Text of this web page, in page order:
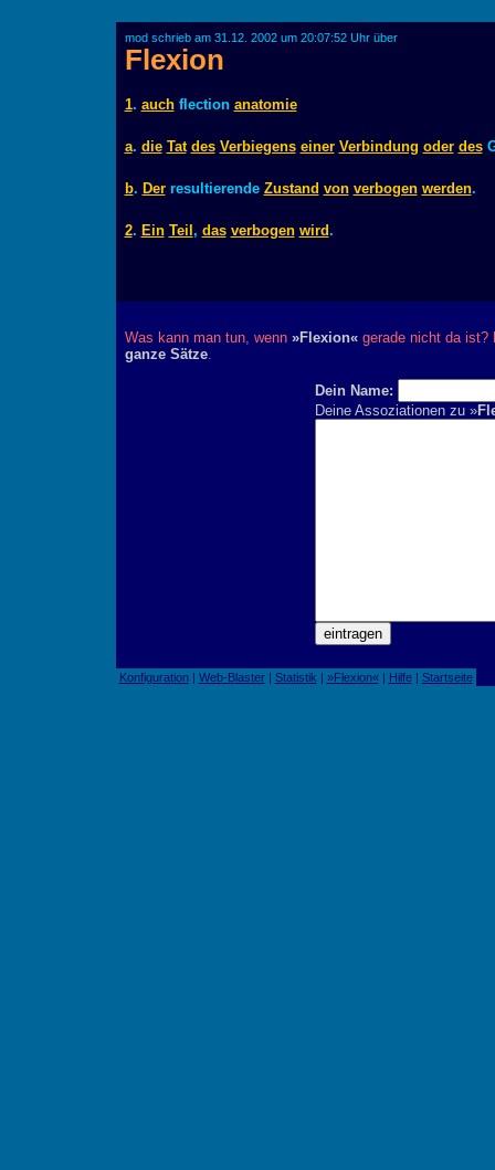
mod schrieb am 31.12. 2002 um 20:07:52 Uhr über
Flexion
1. auchflection anatomie
a. die Tat des Verbiegens einer Verbindung oder des
b. Derresultierende Zustand von verbogen werden.
2. Ein Teil , das verbogen wird.
Was kann man tun, wenn »Flexion«gerade nicht da ist?
ganze Sätze.
Dein Name:
Deine Assoziationen zu »
Konfiguration| Web-Blaster| Statistik | »Flexion«| Hilfe| Startseite